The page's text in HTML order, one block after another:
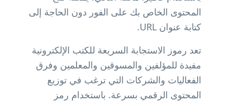
المحتوى الخاص بك على الفور دون الحاجة إلى
كتابة عنوان URL.
تعد رموز الاستجابة السريعة للكتب الإلكترونية
مفيدة للمؤلفين والمسوقين والمعلمين وفرق
الفعاليات والشركات التي ترغب في توزيع
المحتوى الرقمي بسرعة. باستخدام رمز